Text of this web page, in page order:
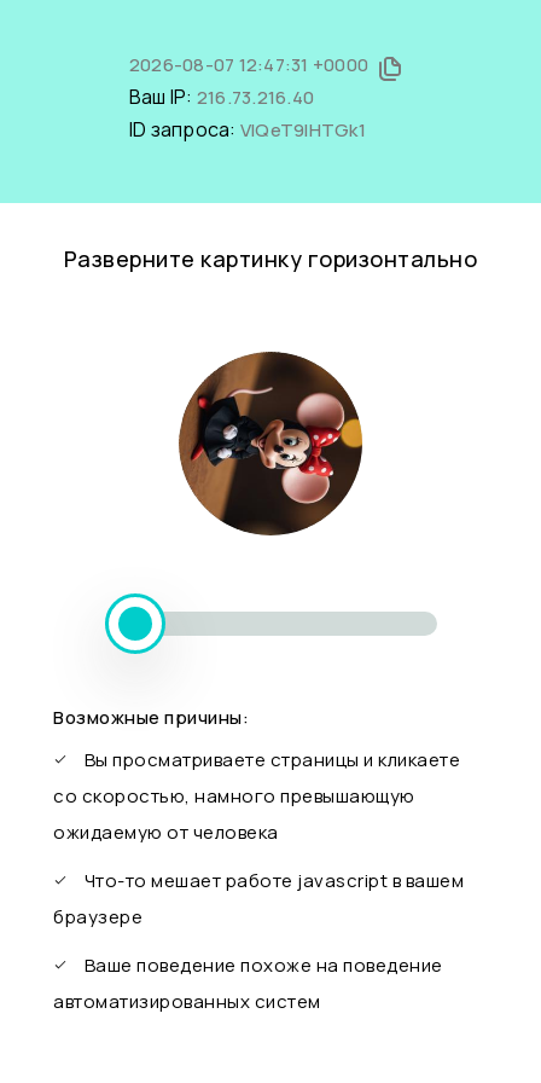
2026-08-07 12:47:31 +0000
Ваш IP: 216.73.216.40
ID запроса: VlQeT9lHTGk1
Разверните картинку горизонтально
Возможные причины:
Вы просматриваете страницы и кликаете
со скоростью, намного превышающую
ожидаемую от человека
Что-то мешает работе javascript в вашем
браузере
Ваше поведение похоже на поведение
автоматизированных систем